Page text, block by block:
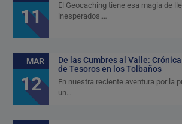
11
El Geocaching tiene esa magia de
inesperados.…
MAR
12
De las Cumbres al Valle:
de Tesoros en los Tolbaños
En nuestra reciente aventura por la
un…